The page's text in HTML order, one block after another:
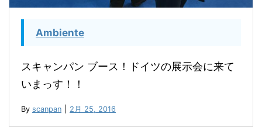
Ambiente
スキャンパン ブース！ドイツの展示会に来て
いまっす！！
By scanpan 2月 25, 2016